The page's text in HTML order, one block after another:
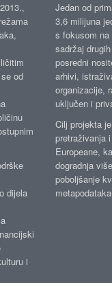
od
dijela
i
Jedan od
3,6 milijuna
s fokusom
sadržaj
posredni
arhivi,
organizacije,
uključen i
Cilj projekta
pretraživanja
Europeane,
dogradnja
poboljšanje